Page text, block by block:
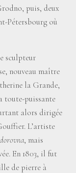
puis, deux
Pétersbourg où
sculpteur
nouveau maître
la Grande,
toute-puissante
alors dirigée
L’artiste
, mais
En 1803, il fut
de pierre à